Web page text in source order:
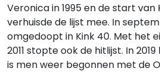
Veronica in 1995 en de start
verhuisde de lijst mee. In
omgedoopt in Kink 40. Met het
2011 stopte ook de hitlijst. In
is men weer begonnen met de